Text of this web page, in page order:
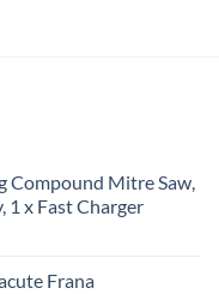
Compound Mitre Saw,
1 x Fast Charger
Frana